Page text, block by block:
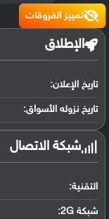
تمييز الفروقات
الإطلاق
تاريخ الإعلان:
تاريخ نزوله الأسواق:
شبكة الاتصال
التقنية:
شبكة 2G: